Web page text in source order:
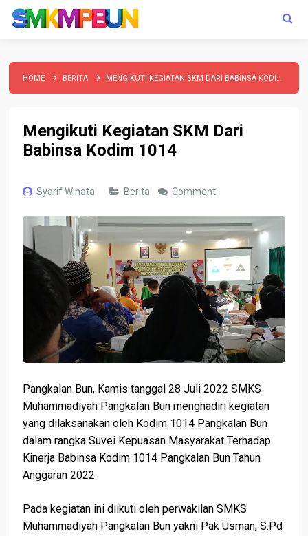
HOME BERITA MENGIKUTI KEGIATAN SKM DARI BABINSA KODIM 1014
Mengikuti Kegiatan SKM Dari
Babinsa Kodim 1014
Syarif Winata Berita Comment
Pangkalan Bun, Kamis tanggal 28 Juli 2022 SMKS
Muhammadiyah Pangkalan Bun menghadiri kegiatan
yang dilaksanakan oleh Kodim 1014 Pangkalan Bun
dalam rangka Suvei Kepuasan Masyarakat Terhadap
Kinerja Babinsa Kodim 1014 Pangkalan Bun Tahun
Anggaran 2022.
Pada kegiatan ini diikuti oleh perwakilan SMKS
Muhammadiyah Pangkalan Bun yakni Pak Usman, S.Pd